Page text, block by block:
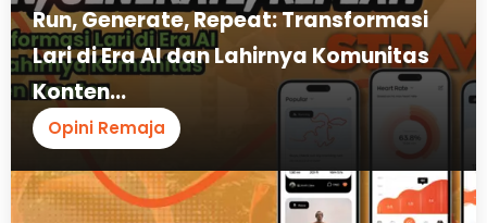
Run, Generate, Repeat: Transformasi
Lari di Era AI dan Lahirnya Komunitas
Konten...
Opini Remaja